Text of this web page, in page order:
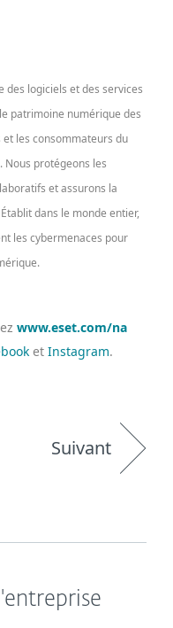
des logiciels et des services
patrimoine numérique des
les consommateurs du
Nous protégeons les
et assurons la
dans le monde entier,
les cybermenaces pour
www.eset.com/na
et Instagram.
Suivant